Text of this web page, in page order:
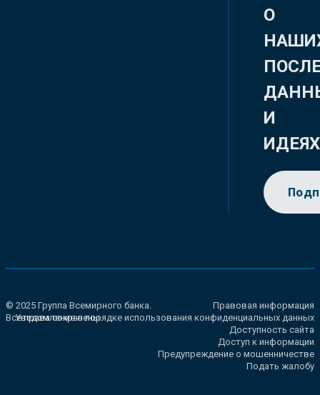
О
И
ИДЕЯХ
© 2025 Группа Всемирного банка.
Все права сохранены.
Правовая информация
Уведомление о порядке использования конфиденциальных данных
Доступность сайта
Доступ к информации
Предупреждение о мошенничестве
Подать жалобу